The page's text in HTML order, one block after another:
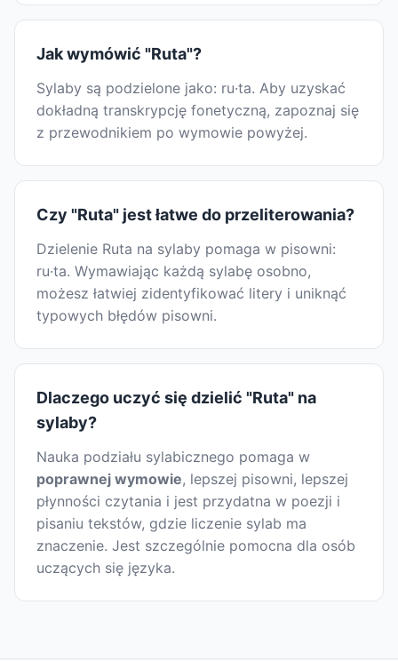
Jak wymówić "Ruta"?
Sylaby są podzielone jako: ru·ta. Aby uzyskać
dokładną transkrypcję fonetyczną, zapoznaj się
z przewodnikiem po wymowie powyżej.
Czy "Ruta" jest łatwe do przeliterowania?
Dzielenie Ruta na sylaby pomaga w pisowni:
ru·ta. Wymawiając każdą sylabę osobno,
możesz łatwiej zidentyfikować litery i uniknąć
typowych błędów pisowni.
Dlaczego uczyć się dzielić "Ruta" na
sylaby?
Nauka podziału sylabicznego pomaga w
poprawnej wymowie, lepszej pisowni, lepszej
płynności czytania i jest przydatna w poezji i
pisaniu tekstów, gdzie liczenie sylab ma
znaczenie. Jest szczególnie pomocna dla osób
uczących się języka.